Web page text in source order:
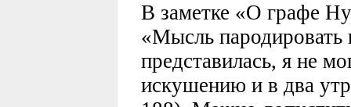
В заметке «О графе
«Мысль
представилась, я не
искушению и в два